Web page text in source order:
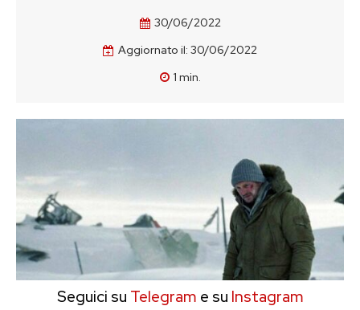
30/06/2022
Aggiornato il: 30/06/2022
1 min.
Seguici su Telegram e su Instagram